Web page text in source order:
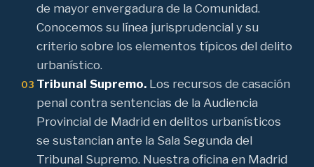
de mayor envergadura de la Comunidad.
Conocemos su línea jurisprudencial y su
criterio sobre los elementos típicos del delito
urbanístico.
03 Tribunal Supremo.Los recursos de casación
penal contra sentencias de la Audiencia
Provincial de Madrid en delitos urbanísticos
se sustancian ante la Sala Segunda del
Tribunal Supremo. Nuestra oficina en Madrid